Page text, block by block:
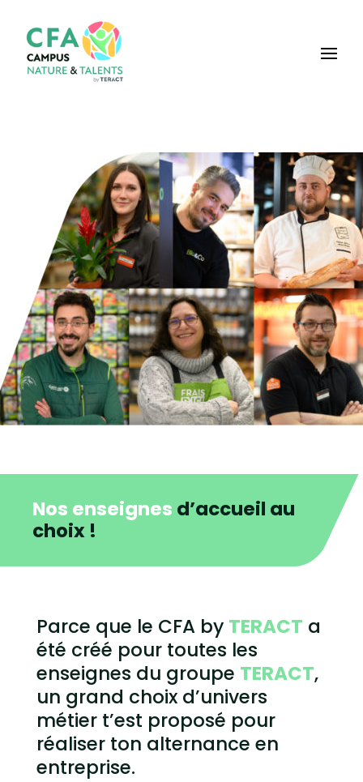
Nos enseignes d’accueil au
choix !
Parce que le CFA by TERACT a
été créé pour toutes les
enseignes du groupe TERACT,
un grand choix d’univers
métier t’est proposé pour
réaliser ton alternance en
entreprise.